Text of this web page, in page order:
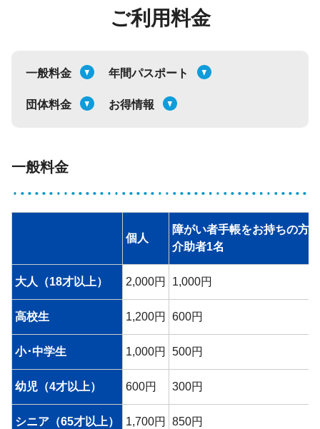
ご利用料金
一般料金 年間パスポート
団体料金 お得情報
一般料金
個人
障がい者手帳をお持ちの方
介助者1名
大人（18才以上） 2,000円 1,000円
高校生 1,200円 600円
小･中学生 1,000円 500円
幼児（4才以上） 600円 300円
シニア（65才以上） 1,700円 850円